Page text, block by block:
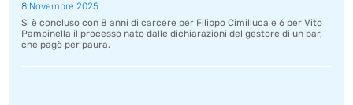
8 Novembre 2025
Si è concluso con 8 anni di carcere per Filippo Cimilluca e 6 per Vito
Pampinella il processo nato dalle dichiarazioni del gestore di un bar,
che pagò per paura.